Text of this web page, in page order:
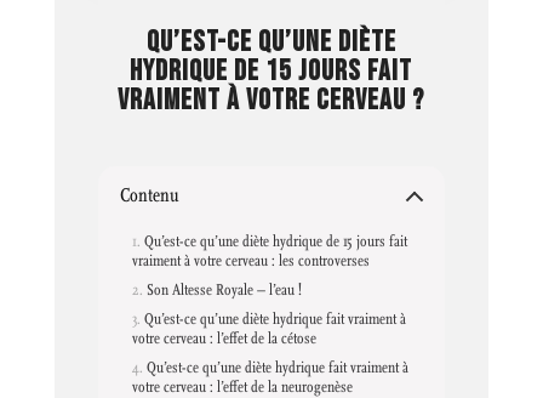
QU’EST-CE QU’UNE DIÈTE
HYDRIQUE DE 15 JOURS FAIT
VRAIMENT À VOTRE CERVEAU ?
Contenu
Qu’est-ce qu’une diète hydrique de 15 jours fait
vraiment à votre cerveau : les controverses
Son Altesse Royale – l’eau !
Qu’est-ce qu’une diète hydrique fait vraiment à
votre cerveau : l’effet de la cétose
Qu’est-ce qu’une diète hydrique fait vraiment à
votre cerveau : l’effet de la neurogenèse